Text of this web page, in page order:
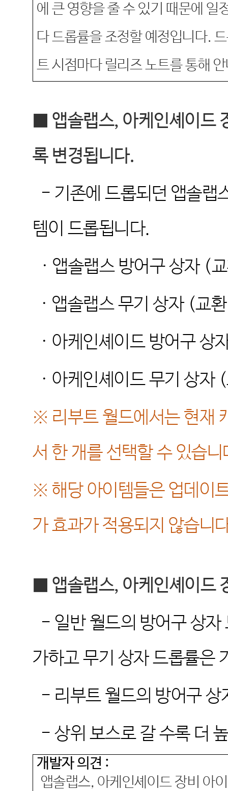
에 큰 영향을 줄 수 있기 때문에 일
다 드롭률을 조정할 예정입니다.
트 시점마다 릴리즈 노트를 통해
■ 앱솔랩스, 아케인셰이드
록 변경됩니다.
- 기존에 드롭되던 앱솔랩
템이 드롭됩니다.
· 앱솔랩스 방어구 상자(
· 앱솔랩스 무기 상자(교
· 아케인셰이드 방어구 상
· 아케인셰이드 무기 상자(
※ 리부트 월드에서는 현재
서 한 개를 선택할 수 있습니
※ 해당 아이템들은 업데이
가 효과가 적용되지 않습니
■ 앱솔랩스, 아케인셰이드
- 일반 월드의 방어구 상
가하고 무기 상자 드롭률은
- 리부트 월드의 방어구
-상위 보스로 갈 수록 더
개발자 의견 :
앱솔랩스, 아케인셰이드 장비 아